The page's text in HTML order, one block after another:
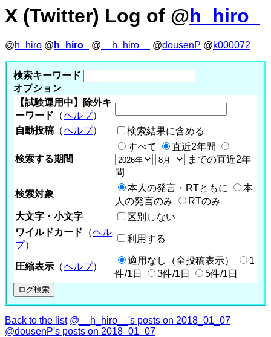
X (Twitter) Log of @h_hiro_
@h_hiro @ h_hiro_ @ __h_hiro__ @dousenP @k000072
検索キーワード
オプション
【試験運用中】除外キ
ーワード （ヘルプ）
自動投稿 （ヘルプ） 検索結果に含める
検索する期間
すべて
直近2年間
までの直近2年
間
検索対象
本人の発言・RTともに
本
人の発言のみ
RTのみ
大文字・小文字
区別しない
ワイルドカード （ヘル
プ）
利用する
圧縮表示 （ヘルプ）
適用なし（全投稿表示）
1
件/1日
3件/1日 5件/1日
Back to the list @__h_hiro__'s posts on 2018_01_07
@dousenP's posts on 2018_01_07